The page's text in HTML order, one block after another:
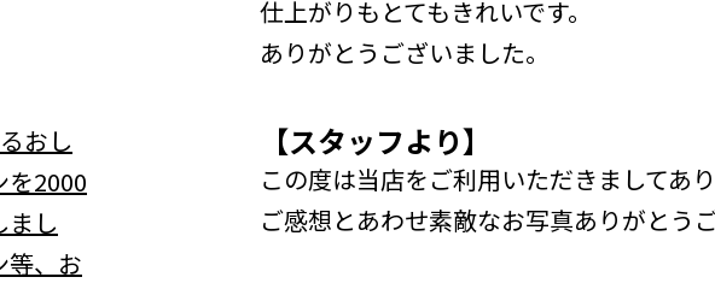
仕上がりもとてもきれいです。
ありがとうございました。
【スタッフより】
この度は当店をご利用いただきましてあ
ご感想とあわせ素敵なお写真ありがとう
おし
を2000
まし
等、お